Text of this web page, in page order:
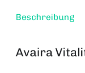
Beschreibung
Avaira